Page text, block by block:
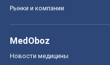
Рынки и компании
MedOboz
Новости медицины